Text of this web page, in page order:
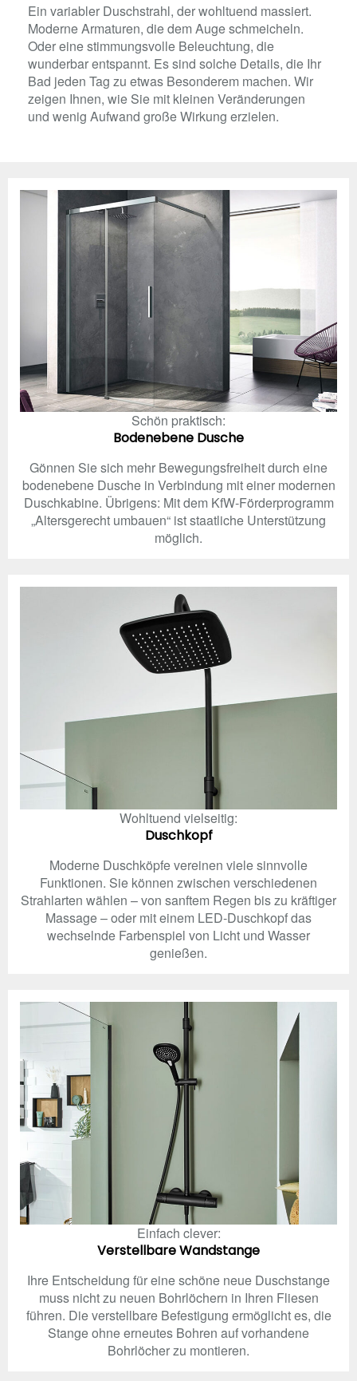
Ein variabler Duschstrahl, der wohltuend massiert.
Moderne Armaturen, die dem Auge schmeicheln.
Oder eine stimmungsvolle Beleuchtung, die
wunderbar entspannt. Es sind solche Details, die Ihr
Bad jeden Tag zu etwas Besonderem machen. Wir
zeigen Ihnen, wie Sie mit kleinen Veränderungen
und wenig Aufwand große Wirkung erzielen.
Schön praktisch:
Bodenebene Dusche
Gönnen Sie sich mehr Bewegungsfreiheit durch eine
bodenebene Dusche in Verbindung mit einer modernen
Duschkabine. Übrigens: Mit dem KfW-Förderprogramm
„Altersgerecht umbauen“ ist staatliche Unterstützung
möglich.
Wohltuend vielseitig:
Duschkopf
Moderne Duschköpfe vereinen viele sinnvolle
Funktionen. Sie können zwischen verschiedenen
Strahlarten wählen – von sanftem Regen bis zu kräftiger
Massage – oder mit einem LED-Duschkopf das
wechselnde Farbenspiel von Licht und Wasser
genießen.
Einfach clever:
Verstellbare Wandstange
Ihre Entscheidung für eine schöne neue Duschstange
muss nicht zu neuen Bohrlöchern in Ihren Fliesen
führen. Die verstellbare Befestigung ermöglicht es, die
Stange ohne erneutes Bohren auf vorhandene
Bohrlöcher zu montieren.